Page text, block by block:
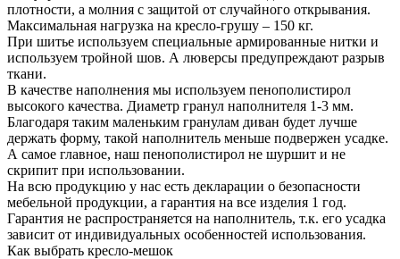
плотности, а молния с защитой от случайного открывания.
Максимальная нагрузка на кресло-грушу – 150 кг.
При шитье используем специальные армированные нитки и
используем тройной шов. А люверсы предупреждают разрыв
ткани.
В качестве наполнения мы используем пенополистирол
высокого качества. Диаметр гранул наполнителя 1-3 мм.
Благодаря таким маленьким гранулам диван будет лучше
держать форму, такой наполнитель меньше подвержен усадке.
А самое главное, наш пенополистирол не шуршит и не
скрипит при использовании.
На всю продукцию у нас есть декларации о безопасности
мебельной продукции, а гарантия на все изделия 1 год.
Гарантия не распространяется на наполнитель, т.к. его усадка
зависит от индивидуальных особенностей использования.
Как выбрать кресло-мешок